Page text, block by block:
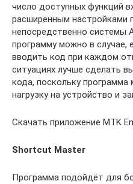
число доступных функций
расширенным настройками
непосредственно системы
программу можно в случае,
вводить код при каждом
ситуациях лучше сделать
кода, поскольку
нагрузку на устройство и
Скачать приложение MTK
Shortcut Master
Программа подойдёт для